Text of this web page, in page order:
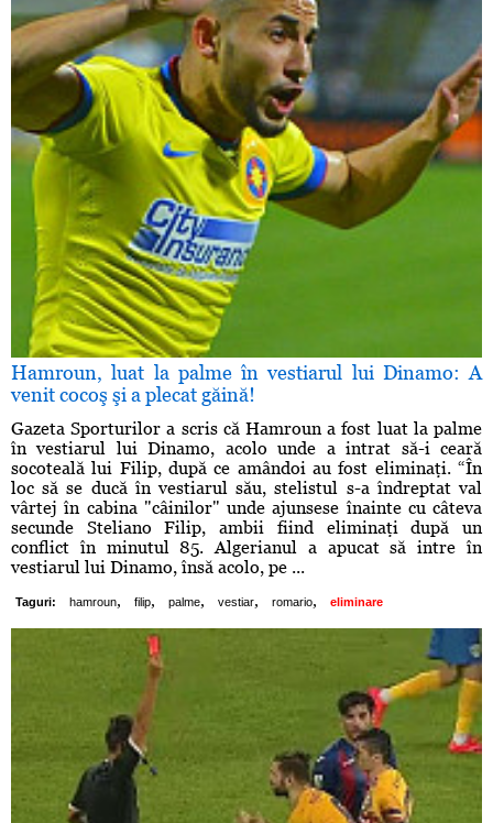
Hamroun, luat la palme în vestiarul lui Dinamo: A
venit cocoş şi a plecat găină!
Gazeta Sporturilor a scris că Hamroun a fost luat la palme
în vestiarul lui Dinamo, acolo unde a intrat să-i ceară
socoteală lui Filip, după ce amândoi au fost eliminaţi. “În
loc să se ducă în vestiarul său, stelistul s-a îndreptat val
vârtej în cabina "câinilor" unde ajunsese înainte cu câteva
secunde Steliano Filip, ambii fiind eliminaţi după un
conflict în minutul 85. Algerianul a apucat să intre în
vestiarul lui Dinamo, însă acolo, pe ...
Taguri: hamroun, filip, palme, vestiar, romario, eliminare